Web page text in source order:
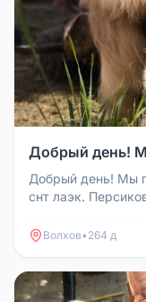
Добрый день!
Добрый день! Мы продолжаем поиск кота, пропал в
снт лаэк. Персикового окраса, жёлтые глаза, был одет
Волхов• 264 д